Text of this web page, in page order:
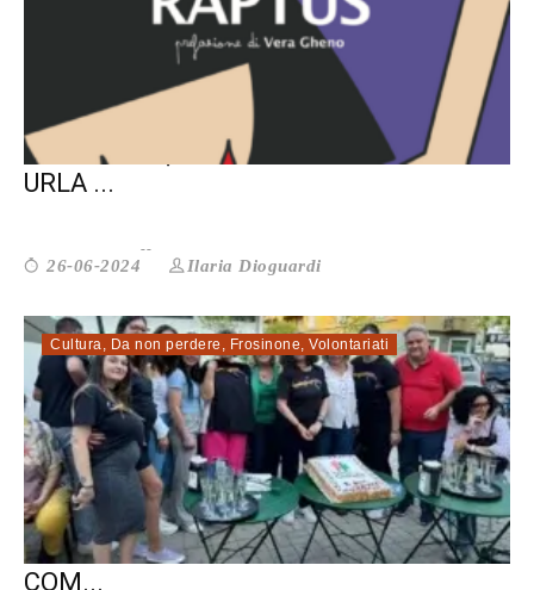
ANARKIKKA, IL MIO ALTER EGO CHE
URLA ...
26-06-2024 Ilaria Dioguardi
Cultura, Da non perdere , Frosinone, Volontariati
CASSINO. IL PALAZZO DELLA CULTURA
COM...